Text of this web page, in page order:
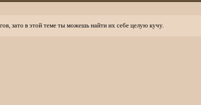
зато в этой теме ты можешь найти их себе целую кучу.